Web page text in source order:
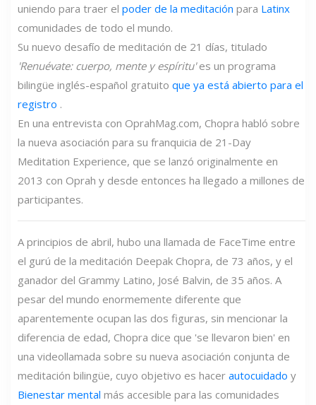
uniendo para traer el poder de la meditación para Latinx
comunidades de todo el mundo.
Su nuevo desafío de meditación de 21 días, titulado
'Renuévate: cuerpo, mente y espíritu'es un programa
bilingüe inglés-español gratuito que ya está abierto para el
registro .
En una entrevista con OprahMag.com, Chopra habló sobre
la nueva asociación para su franquicia de 21-Day
Meditation Experience, que se lanzó originalmente en
2013 con Oprah y desde entonces ha llegado a millones de
participantes.
A principios de abril, hubo una llamada de FaceTime entre
el gurú de la meditación Deepak Chopra, de 73 años, y el
ganador del Grammy Latino, José Balvin, de 35 años. A
pesar del mundo enormemente diferente que
aparentemente ocupan las dos figuras, sin mencionar la
diferencia de edad, Chopra dice que 'se llevaron bien' en
una videollamada sobre su nueva asociación conjunta de
meditación bilingüe, cuyo objetivo es hacer autocuidado y
Bienestar mental más accesible para las comunidades